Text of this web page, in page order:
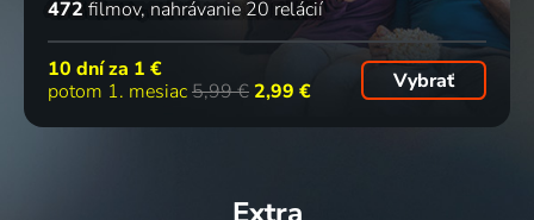
472 filmov nahrávanie 20 relácií
10 dní za 1 €
potom 1. mesiac5,99 € 2,99 € Vybrať